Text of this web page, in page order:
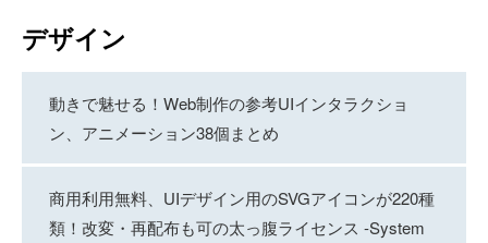
デザイン
動きで魅せる！Web制作の参考UIインタラクショ
ン、アニメーション38個まとめ
商用利用無料、UIデザイン用のSVGアイコンが220種
類！改変・再配布も可の太っ腹ライセンス -System